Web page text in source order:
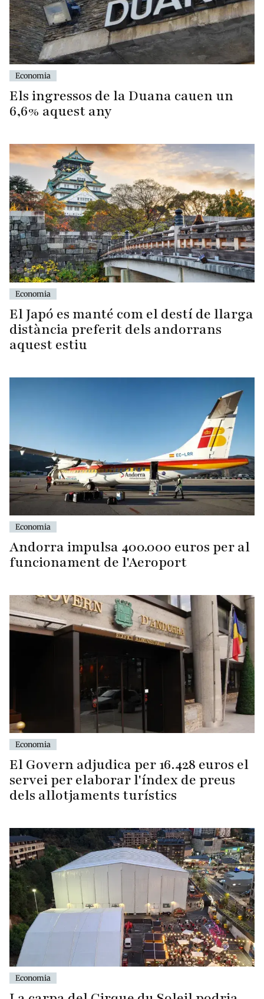
Economia
Els ingressos de la Duana cauen un
6,6% aquest any
Economia
El Japó es manté com el destí de llarga
distància preferit dels andorrans
aquest estiu
Economia
Andorra impulsa 400.000 euros per al
funcionament de l'Aeroport
Economia
El Govern adjudica per 16.428 euros el
servei per elaborar l'índex de preus
dels allotjaments turístics
Economia